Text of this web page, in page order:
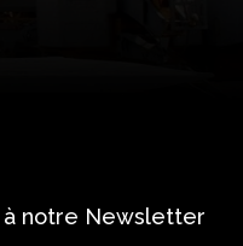
à notre Newsletter